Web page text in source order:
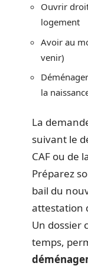
Ouvrir droit
logement
Avoir au
venir)
la
La
suivant le
CAF ou de
Préparez
bail du
attestation
Un dossier
temps,